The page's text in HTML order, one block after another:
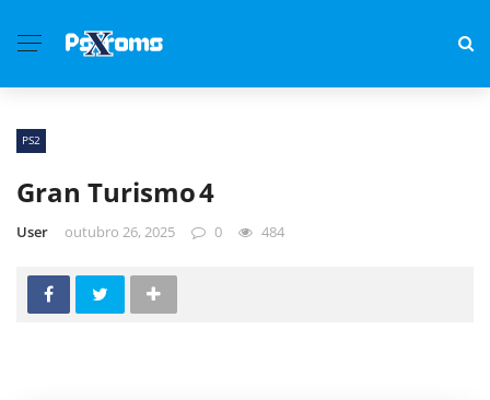
PS2
Gran Turismo 4
User outubro 26, 2025 0 484